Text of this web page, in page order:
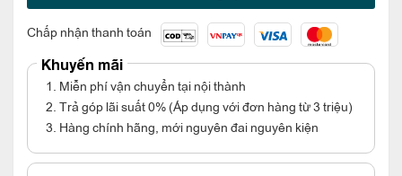
Chấp nhận thanh toán
Khuyến mãi
1. Miễn phí vận chuyển tại nội thành
2. Trả góp lãi suất 0% (Áp dụng với đơn hàng từ 3 triệu)
3. Hàng chính hãng, mới nguyên đai nguyên kiện